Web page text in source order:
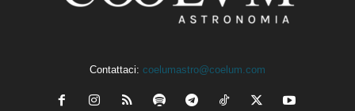
Contattaci: coelumastro@coelum.com